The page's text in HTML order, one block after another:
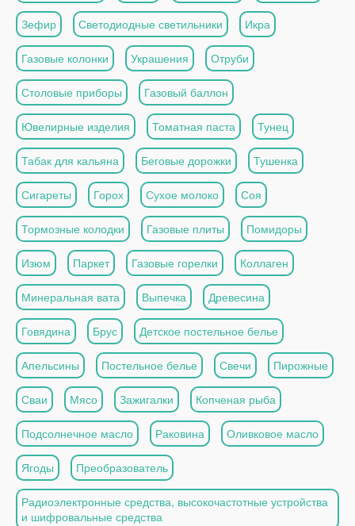
Зефир Светодиодные светильники Икра
Газовые колонки Украшения Отруби
Столовые приборы Газовый баллон
Ювелирные изделия Томатная паста Тунец
Табак для кальяна Беговые дорожки Тушенка
Сигареты Горох Сухое молоко Соя
Тормозные колодки Газовые плиты Помидоры
Изюм Паркет Газовые горелки Коллаген
Минеральная вата Выпечка Древесина
Говядина Брус Детское постельное белье
Апельсины Постельное белье Свечи Пирожные
Сваи Мясо Зажигалки Копченая рыба
Подсолнечное масло Раковина Оливковое масло
Ягоды Преобразователь
Радиоэлектронные средства, высокочастотные устройства
и шифровальные средства